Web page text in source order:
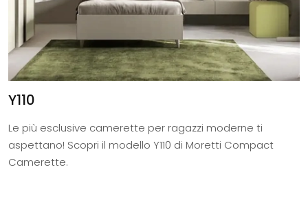
Y110
Le più esclusive camerette per ragazzi moderne ti
aspettano! Scopri il modello Y110 di Moretti Compact
Camerette.